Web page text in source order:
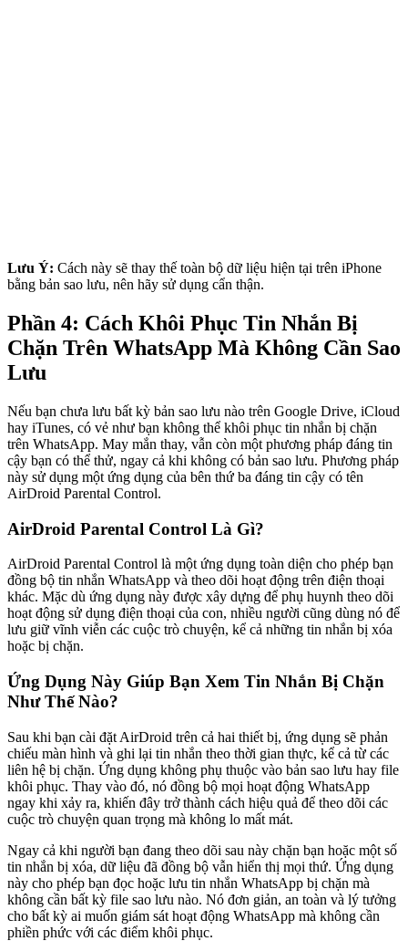
Lưu Ý: Cách này sẽ thay thế toàn bộ dữ liệu hiện tại trên iPhone
bằng bản sao lưu, nên hãy sử dụng cẩn thận.
Phần 4: Cách Khôi Phục Tin Nhắn Bị
Chặn Trên WhatsApp Mà Không Cần Sao
Lưu
Nếu bạn chưa lưu bất kỳ bản sao lưu nào trên Google Drive, iCloud
hay iTunes, có vẻ như bạn không thể khôi phục tin nhắn bị chặn
trên WhatsApp. May mắn thay, vẫn còn một phương pháp đáng tin
cậy bạn có thể thử, ngay cả khi không có bản sao lưu. Phương pháp
này sử dụng một ứng dụng của bên thứ ba đáng tin cậy có tên
AirDroid Parental Control.
AirDroid Parental Control Là Gì?
AirDroid Parental Control là một ứng dụng toàn diện cho phép bạn
đồng bộ tin nhắn WhatsApp và theo dõi hoạt động trên điện thoại
khác. Mặc dù ứng dụng này được xây dựng để phụ huynh theo dõi
hoạt động sử dụng điện thoại của con, nhiều người cũng dùng nó để
lưu giữ vĩnh viễn các cuộc trò chuyện, kể cả những tin nhắn bị xóa
hoặc bị chặn.
Ứng Dụng Này Giúp Bạn Xem Tin Nhắn Bị Chặn
Như Thế Nào?
Sau khi bạn cài đặt AirDroid trên cả hai thiết bị, ứng dụng sẽ phản
chiếu màn hình và ghi lại tin nhắn theo thời gian thực, kể cả từ các
liên hệ bị chặn. Ứng dụng không phụ thuộc vào bản sao lưu hay file
khôi phục. Thay vào đó, nó đồng bộ mọi hoạt động WhatsApp
ngay khi xảy ra, khiến đây trở thành cách hiệu quả để theo dõi các
cuộc trò chuyện quan trọng mà không lo mất mát.
Ngay cả khi người bạn đang theo dõi sau này chặn bạn hoặc một số
tin nhắn bị xóa, dữ liệu đã đồng bộ vẫn hiển thị mọi thứ. Ứng dụng
này cho phép bạn đọc hoặc lưu tin nhắn WhatsApp bị chặn mà
không cần bất kỳ file sao lưu nào. Nó đơn giản, an toàn và lý tưởng
cho bất kỳ ai muốn giám sát hoạt động WhatsApp mà không cần
phiền phức với các điểm khôi phục.